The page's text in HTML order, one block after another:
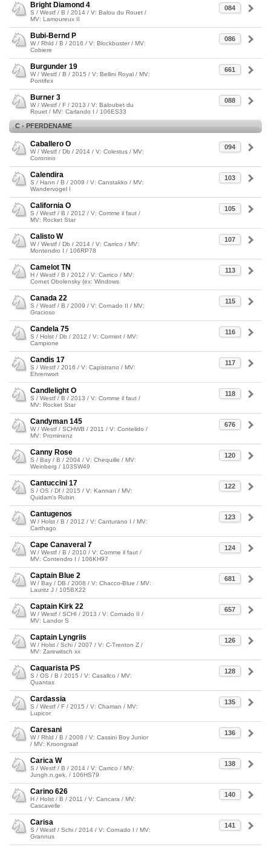
084
Bright Diamond 4
S / Westf / B / 2014 / V: Balou du Rouet /
MV: Lamoureux II
086
Bubi-Bernd P
W / Rhld / B / 2016 / V: Blockbuster / MV:
Cobiere
661
Burgunder 19
W / Westf / B / 2015 / V: Bellini Royal / MV:
Pontifex
088
Burner 3
W / Westf / F / 2013 / V: Baloubet du
Rouet / MV: Carlando I / 106ES33
C - PFERDENAME
094
Caballero O
W / Westf / Db / 2014 / V: Colestus / MV:
Coronino
103
Calendira
S / Hann / B / 2009 / V: Canstakko / MV:
Wandervogel I
105
California O
S / Westf / B / 2012 / V: Comme il faut /
MV: Rocket Star
107
Calisto W
W / Westf / Db / 2014 / V: Carrico / MV:
Montendro I / 106RP78
113
Camelot TN
H / Westf / B / 2012 / V: Carrico / MV:
Cornet Obolensky (ex: Windows
115
Canada 22
S / Westf / B / 2009 / V: Cornado II / MV:
Gracioso
116
Candela 75
S / Holst / Db / 2012 / V: Cormint / MV:
Campione
117
Candis 17
S / Westf / 2016 / V: Capistrano / MV:
Ehrenwort
118
Candlelight O
S / Westf / B / 2013 / V: Comme il faut /
MV: Rocket Star
676
Candyman 145
W / Westf / SCHWB / 2011 / V: Contelido /
MV: Prominenz
120
Canny Rose
S / Bay / B / 2004 / V: Chequille / MV:
Weinberg / 103SW49
122
Cantuccini 17
S / OS / Df / 2015 / V: Kannan / MV:
Quidam's Rubin
123
Cantugenos
W / Holst / B / 2012 / V: Canturano I / MV:
Carthago
124
Cape Canaveral 7
W / Westf / B / 2010 / V: Comme il faut /
MV: Contendro I / 106KH97
681
Captain Blue 2
W / Bay / DB / 2008 / V: Chacco-Blue / MV:
Lauritz J / 105BX22
657
Captain Kirk 22
W / Westf / SCHI / 2013 / V: Cornado II /
MV: Landor S
126
Captain Lyngriis
W / Holst / Schi / 2007 / V: C-Trenton Z /
MV: Zarewitsch xx
128
Caquarista PS
S / OS / B / 2015 / V: Casallco / MV:
Quantas
135
Cardassia
S / Westf / F / 2015 / V: Chaman / MV:
Lupicor
136
Caresani
W / Rhld / B / 2008 / V: Cassini Boy Junior
/ MV: Kroongraaf
138
Carica W
S / Westf / B / 2014 / V: Carrico / MV:
Jungh.n.gek. / 106HS79
140
Carino 626
H / Holst / B / 2011 / V: Cancara / MV:
Cascavelle
141
Carisa
S / Westf / Schi / 2014 / V: Cornado I / MV:
Grannus